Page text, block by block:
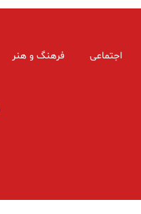
اجتماعی فرهنگ و هنر